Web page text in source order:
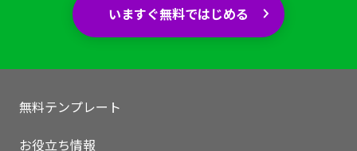
いますぐ無料ではじめる
無料テンプレート
お役立ち情報